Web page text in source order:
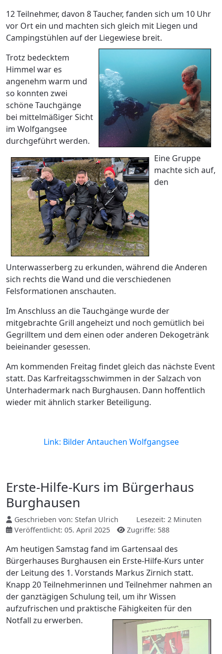
12 Teilnehmer, davon 8 Taucher, fanden sich um 10 Uhr
vor Ort ein und machten sich gleich mit Liegen und
Campingstühlen auf der Liegewiese breit.
Trotz bedecktem
Himmel war es
angenehm warm und
so konnten zwei
schöne Tauchgänge
bei mittelmäßiger Sicht
im Wolfgangsee
durchgeführt werden.
Eine Gruppe
machte sich auf,
den
Unterwasserberg zu erkunden, während die Anderen
sich rechts die Wand und die verschiedenen
Felsformationen anschauten.
Im Anschluss an die Tauchgänge wurde der
mitgebrachte Grill angeheizt und noch gemütlich bei
Gegrilltem und dem einen oder anderen Dekogetränk
beieinander gesessen.
Am kommenden Freitag findet gleich das nächste Event
statt. Das Karfreitagsschwimmen in der Salzach von
Unterhadermark nach Burghausen. Dann hoffentlich
wieder mit ähnlich starker Beteiligung.
Link: Bilder Antauchen Wolfgangsee
Erste-Hilfe-Kurs im Bürgerhaus
Burghausen
Geschrieben von: Stefan Ulrich
Lesezeit: 2 Minuten
Veröffentlicht: 05. April 2025
Zugriffe: 588
Am heutigen Samstag fand im Gartensaal des
Bürgerhauses Burghausen ein Erste-Hilfe-Kurs unter
der Leitung des 1. Vorstands Markus Zirnich statt.
Knapp 20 Teilnehmerinnen und Teilnehmer nahmen an
der ganztägigen Schulung teil, um ihr Wissen
aufzufrischen und praktische Fähigkeiten für den
Notfall zu erwerben.